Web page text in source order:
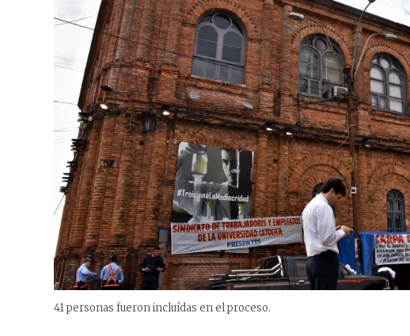
41 personas fueron incluídas en el proceso.